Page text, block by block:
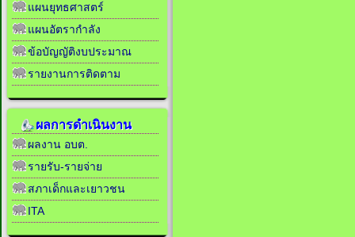
แผนยุทธศาสตร์
แผนอัตรากำลัง
ข้อบัญญัติงบประมาณ
รายงานการติดตาม
ผลการดำเนินงาน
ผลงาน อบต.
รายรับ-รายจ่าย
สภาเด็กและเยาวชน
ITA